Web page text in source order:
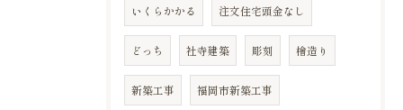
いくらかかる 注文住宅頭金なし
どっち 社寺建築 彫刻 檜造り
新築工事 福岡市新築工事